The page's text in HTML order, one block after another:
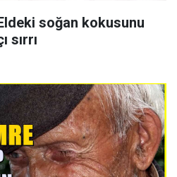
soğan kokusunu
sırrı